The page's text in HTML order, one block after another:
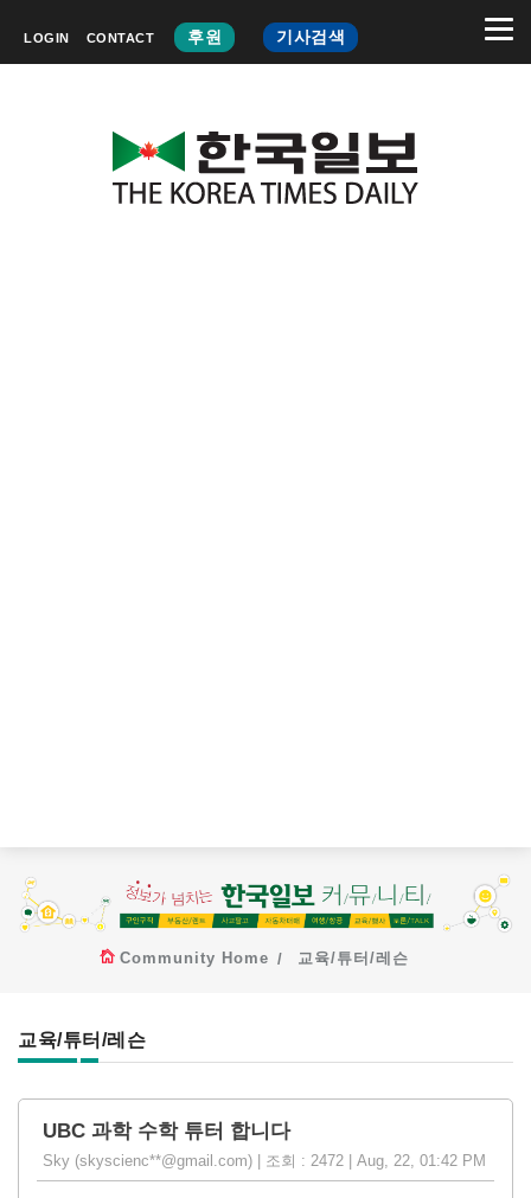
LOGIN CONTACT 후원 기사검색
Community Home 교육/튜터/레슨
교육/튜터/레슨
UBC 과학 수학 튜터 합니다
Sky (skyscienc**@gmail.com) | 조회 : 2472 | Aug, 22, 01:42 PM